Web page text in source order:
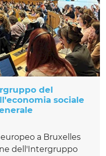
del
sociale
europeo a Bruxelles
dell'Intergruppo